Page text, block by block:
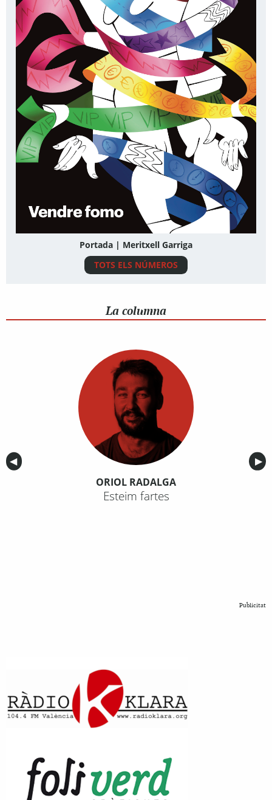
Portada | Meritxell Garriga
TOTS ELS NÚMEROS
La columna
Anterior
◀︎ ▶︎
ORIOL RADALGA
Esteim fartes
Publicitat